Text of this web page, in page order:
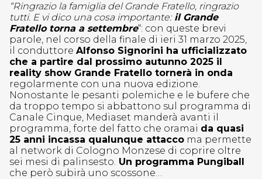
“Ringrazio la famiglia del Grande Fratello, ringrazio
tutti. E vi dico una cosa importante:il Grande
Fratello torna a settembre“: con queste brevi
parole, nel corso della finale di ieri 31 marzo 2025,
il conduttore Alfonso Signorini ha ufficializzato
che a partire dal prossimo autunno 2025 il
reality show Grande Fratello tornerà in onda
regolarmente con una nuova edizione.
Nonostante le pesanti polemiche e le bufere che
da troppo tempo si abbattono sul programma di
Canale Cinque, Mediaset manderà avanti il
programma, forte del fatto che oramai da quasi
25 anni incassa qualunque attacco ma permette
al network di Cologno Monzese di coprire oltre
sei mesi di palinsesto. Un programma Pungiball
che però subirà uno scossone…